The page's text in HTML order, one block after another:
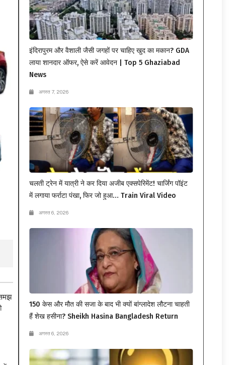
इंदिरापुरम और वैशाली जैसी जगहों पर चाहिए खुद का मकान? GDA
लाया शानदार ऑफर, ऐसे करें आवेदन | Top 5 Ghaziabad
News
अगस्त 7, 2026
चलती ट्रेन में यात्री ने कर दिया अजीब एक्सपेरिमेंट! चार्जिंग पॉइंट
में लगाया फर्राटा पंखा, फिर जो हुआ… Train Viral Video
अगस्त 6, 2026
150 केस और मौत की सजा के बाद भी क्यों बांग्लादेश लौटना चाहती
हैं शेख हसीना? Sheikh Hasina Bangladesh Return
अगस्त 6, 2026